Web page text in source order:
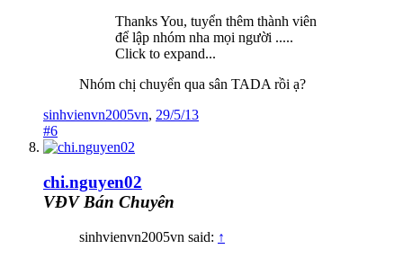
Thanks You, tuyển thêm thành viên
để lập nhóm nha mọi người .....
Click to expand...
Nhóm chị chuyển qua sân TADA rồi ạ?
sinhvienvn2005vn, 29/5/13
#6
chi.nguyen02
VĐV Bán Chuyên
sinhvienvn2005vn said: ↑